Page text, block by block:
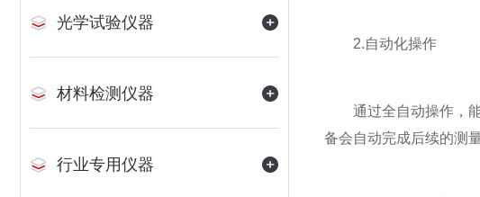
光学试验仪器
材料检测仪器
行业专用仪器
2.自动化操作
通过全自动操作，能
备会自动完成后续的测